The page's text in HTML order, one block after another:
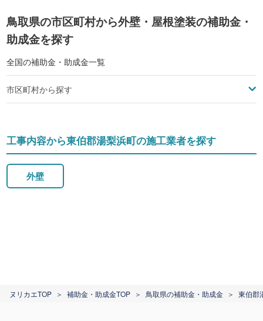
鳥取県の市区町村から外壁・屋根塗装の補助金・
助成金を探す
全国の補助金・助成金一覧
市区町村から探す
工事内容から東伯郡湯梨浜町の施工業者を探す
外壁
ヌリカエTOP 補助金・助成金TOP 鳥取県の補助金・助成金 東伯郡